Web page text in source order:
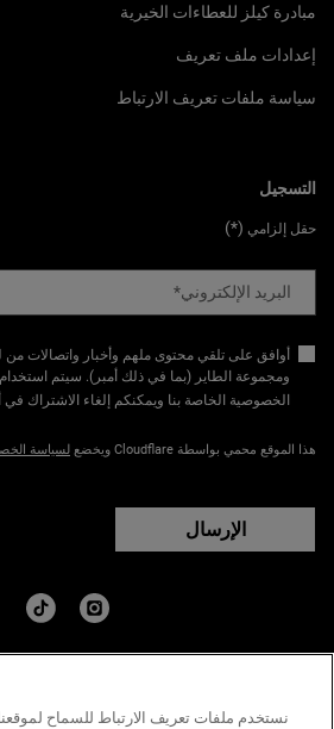
مبادرة كيلز للعطاءات الخيرية
إعدادات ملف تعريف
سياسة ملفات تعريف الارتباط
التسجيل
حقل إلزامي (*)
البريد الإلكتروني*
أوافق على تلقي محتوى ملهم وأخبار واتصالات
ومجموعة الطاير (بما في ذلك أمبر). سيتم
الخصوصية الخاصة بنا ويمكنكم إلغاء الاشتراك
هذا الموقع محمي بواسطة Cloudflare ويخضع لسياسة
الإرسال
نستخدم ملفات تعريف الارتباط للسماح